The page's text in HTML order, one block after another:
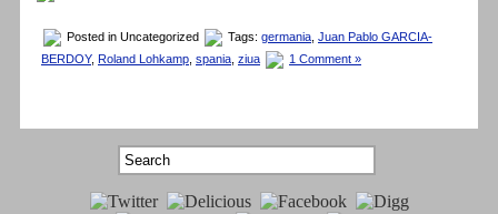
Posted in Uncategorized Tags: germania Juan Pablo GARCIA-
BERDOY, Roland Lohkamp spania ziua 1 Comment »